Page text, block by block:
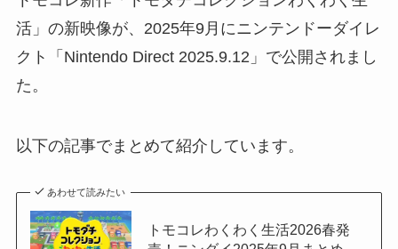
活」の新映像が、2025年9月にニンテンドーダイレ
クト「Nintendo Direct 2025.9.12」で公開されまし
た。
以下の記事でまとめて紹介しています。
あわせて読みたい
トモコレわくわく生活2026春発